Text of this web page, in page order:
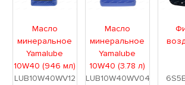
Масло
минеральное
Yamalube
10W40 (946 мл)
LUB10W40WV12
Масло
минеральное
Yamalube
10W40 (3.78 л)
LUB10W40WV04